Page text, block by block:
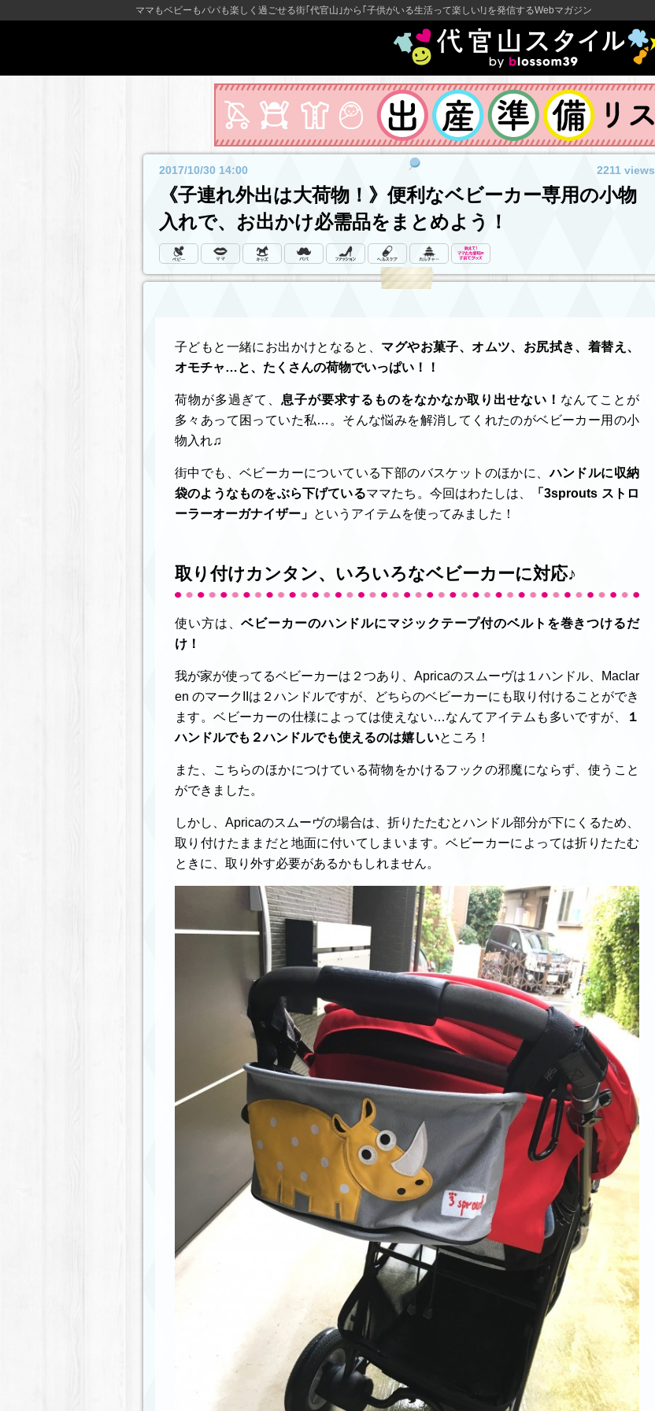
ママもベビーもパパも楽しく過ごせる街｢代官山｣から｢子供がいる生活って楽しい!｣を発信するWebマガジン
2017/10/30 14:00 2211 views
《子連れ外出は大荷物！》便利なベビーカー専用の小物
入れで、お出かけ必需品をまとめよう！
子どもと一緒にお出かけとなると、 マグやお菓子、オムツ、お尻拭き、着替え、
オモチャ…と、たくさんの荷物でいっぱい！！
荷物が多過ぎて、 息子が要求するものをなかなか取り出せない！ なんてことが
多々あって困っていた私…。そんな悩みを解消してくれたのがベビーカー用の小
物入れ♫
街中でも、ベビーカーについている下部のバスケットのほかに、ハンドルに収納
袋のようなものをぶら下げているママたち。今回はわたしは、
「3sprouts ストロ
ーラーオーガナイザー」 というアイテムを使ってみました！
取り付けカンタン、いろいろなベビーカーに対応♪
使い方は、ベビーカーのハンドルにマジックテープ付のベルトを巻きつけるだ
け！
我が家が使ってるベビーカーは２つあり、Apricaのスムーヴは１ハンドル、Maclar
en のマークIIは２ハンドルですが、どちらのベビーカーにも取り付けることができ
ます。ベビーカーの仕様によっては使えない…なんてアイテムも多いですが、
１
ハンドルでも２ハンドルでも使えるのは嬉しいところ！
また、こちらのほかにつけている荷物をかけるフックの邪魔にならず、使うこと
ができました。
しかし、Apricaのスムーヴの場合は、折りたたむとハンドル部分が下にくるため、
取り付けたままだと地面に付いてしまいます。ベビーカーによっては折りたたむ
ときに、取り外す必要があるかもしれません。